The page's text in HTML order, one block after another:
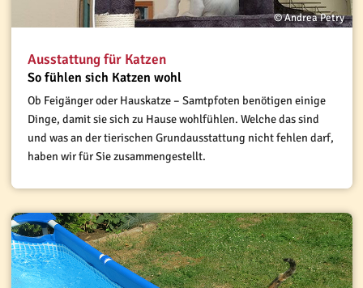
© Andrea Petry
Ausstattung für Katzen
So fühlen sich Katzen wohl
Ob Feigänger oder Hauskatze – Samtpfoten benötigen einige
Dinge, damit sie sich zu Hause wohlfühlen. Welche das sind
und was an der tierischen Grundausstattung nicht fehlen darf,
haben wir für Sie zusammengestellt.